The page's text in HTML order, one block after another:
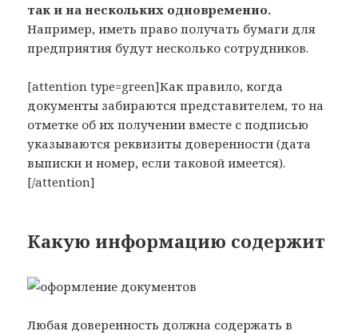
так и на нескольких одновременно.
Например, иметь право получать бумаги для
предприятия будут несколько сотрудников.
[attention type=green]Как правило, когда
документы забираются представителем, то на
отметке об их получении вместе с подписью
указываются реквизиты доверенности (дата
выписки и номер, если таковой имеется).
[/attention]
Какую информацию содержит
Любая доверенность должна содержать в